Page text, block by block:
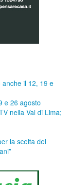
il 12, 19 e
e 26 agosto
nella Val di Lima;
la scelta del